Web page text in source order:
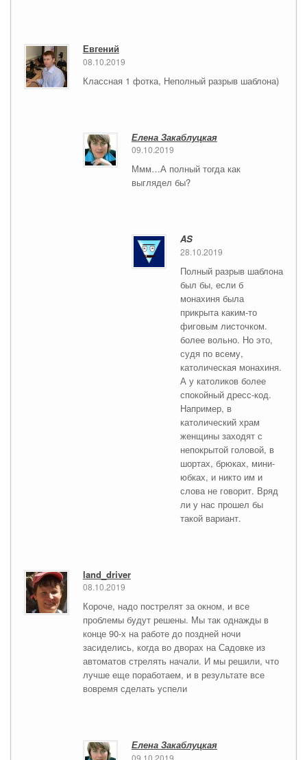
Евгений
08.10.2019
Классная 1 фотка, Неполный разрыв шаблона)
Елена Закаблуцкая
09.10.2019
Ммм…А полный тогда как
выглядел бы?
AS
28.10.2019
Полный разрыв шаблона
был бы, если б
монахиня была
прикрыта каким-то
фиговым листочком.
более вольно. Но это,
судя по всему,
католическая монахиня.
А у католиков более
спокойный дресс-код.
Например, в
католический храм
женщины заходят с
непокрытой головой, в
шортах, брюках, мини-
юбках, и никто им и
слова не говорит. Вряд
ли у нас прошел бы
такой вариант.
land_driver
08.10.2019
Короче, надо пострелят за окном, и все
проблемы будут решены. Мы так однажды в
конце 90-х на работе до поздней ночи
засиделись, когда во дворах на Садовке из
автоматов стрелять начали. И мы решили, что
лучше еще поработаем, и в результате все
вовремя сделать успели
Елена Закаблуцкая
09.10.2019